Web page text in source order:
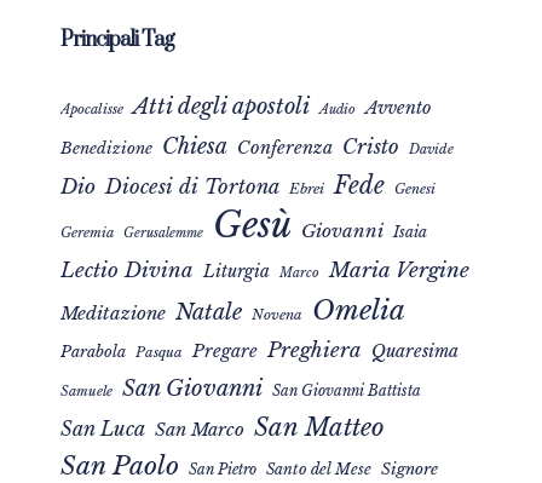
Principali Tag
Apocalisse Atti degli apostoli Audio Avvento
Benedizione Chiesa Conferenza Cristo Davide
Dio Diocesi di Tortona Ebrei Fede Genesi
Geremia Gerusalemme Gesù Giovanni Isaia
Lectio Divina Liturgia Marco Maria Vergine
Meditazione Natale Novena Omelia
Parabola Pasqua Pregare Preghiera Quaresima
Samuele San Giovanni San Giovanni Battista
San Luca San Marco San Matteo
San Paolo San Pietro Santo del Mese Signore